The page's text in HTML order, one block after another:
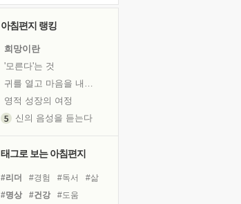
아침편지 랭킹
희망이란
'모른다'는 것
귀를 열고 마음을 내어주고
영적 성장의 여정
신의 음성을 듣는다
극과 극의 양 끝단
태그로 보는 아침편지
#리더 #경험 #독서
#삶
#명상
#건강
#도움